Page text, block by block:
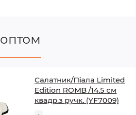
Салатник/Піала Limited
Edition ROMB /14.5 см
квадр.з ручк. (YF7009)